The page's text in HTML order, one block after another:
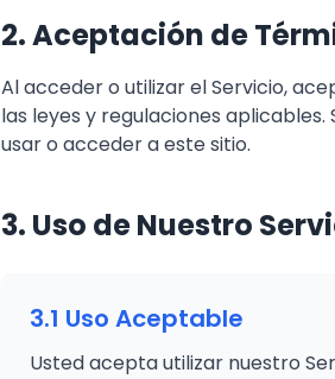
2. Aceptación de
Al acceder o utilizar el Servicio,
las leyes y regulaciones
usar o acceder a este sitio.
3. Uso de Nuestro
3.1 Uso Aceptable
Usted acepta utilizar nuestro